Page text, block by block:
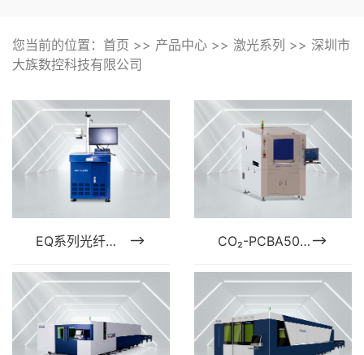
您当前的位置： 首页 >> 产品中心 >> 激光系列 >> 深圳市
大族数控科技有限公司
EQ系列光纤激光打标机 CO₂-PCBA500D 双头激光打标机